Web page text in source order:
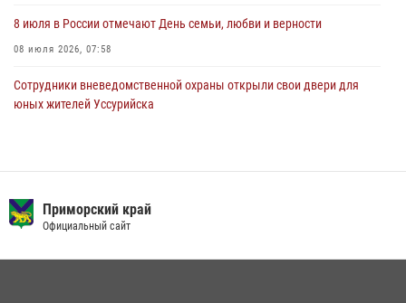
8 июля в России отмечают День семьи, любви и верности
08 июля 2026, 07:58
Сотрудники вневедомственной охраны открыли свои двери для
юных жителей Уссурийска
13 июля 2026, 01:58
Приморский край
Официальный сайт